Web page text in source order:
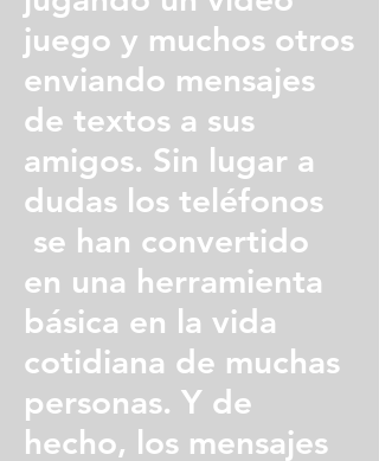
juego y muchos otros
enviando mensajes
de textos a sus
amigos. Sin lugar a
dudas los teléfonos
se han convertido
en una herramienta
básica en la vida
cotidiana de muchas
personas. Y de
hecho, los mensajes